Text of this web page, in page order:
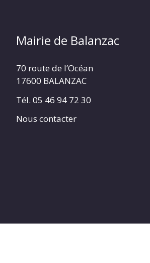
Mairie de Balanzac
70 route de l’Océan
17600 BALANZAC
Tél. 05 46 94 72 30
Nous contacter